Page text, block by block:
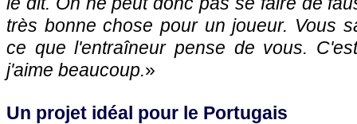
très bonne chose pour un joueur. Vous
ce que l'entraîneur pense de vous.
j'aime beaucoup.»
Un projet idéal pour le Portugais